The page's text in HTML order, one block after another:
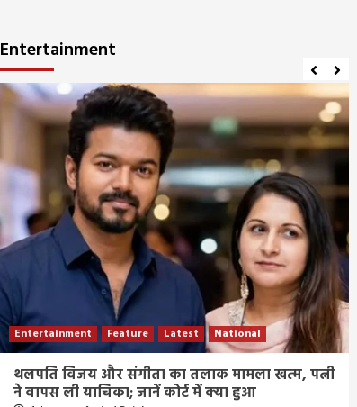
Entertainment
Entertainment Feature Latest National
थलपति विजय और संगीता का तलाक मामला खत्म, पत्नी
ने वापस ली याचिका; जानें कोर्ट में क्या हुआ